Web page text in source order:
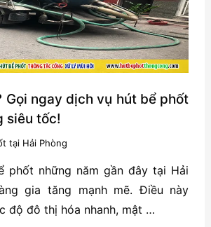
Gọi ngay dịch vụ hút bể phốt
siêu tốc!
tại Hải Phòng
phốt những năm gần đây tại Hải
gia tăng mạnh mẽ. Điều này
độ đô thị hóa nhanh, mật …